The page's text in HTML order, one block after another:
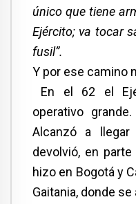
único que tiene
Ejército; va tocar
fusil”.
Y por ese camino
En el 62 el
operativo
Alcanzó a
devolvió, en
hizo en Bogotá y
Gaitania, donde